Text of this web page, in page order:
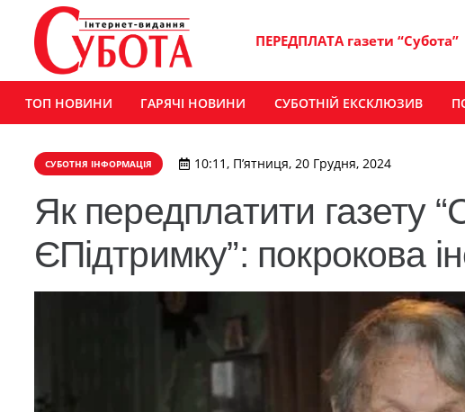
ПЕРЕДПЛАТА газети “Субота”
ТОП НОВИНИ ГАРЯЧІ НОВИНИ СУБОТНІЙ ЕКСКЛЮЗИВ
СУБОТНЯ ІНФОРМАЦІЯ 10:11, П’ятниця, 20 Грудня, 2024
Як передплатити газету
ЄПідтримку”: покрокова